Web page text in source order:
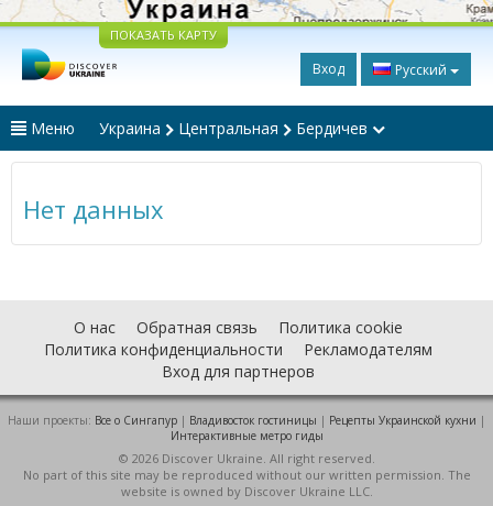
ПОКАЗАТЬ КАРТУ
Вход Русский
Меню Украина Центральная Бердичев
Нет данных
О нас Обратная связь
Политика cookie
Политика конфиденциальности
Рекламодателям
Вход для партнеров
Наши проекты: Все о Cингапур | Владивосток гостиницы | Рецепты Украинской кухни |
Интерактивные метро гиды
© 2026 Discover Ukraine. All right reserved.
No part of this site may be reproduced without our written permission. The
website is owned by Discover Ukraine LLC.